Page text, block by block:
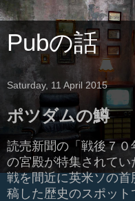
Pubの話
Saturday, 11 April 2015
ポツダムの鱒
読売新聞の「戦後７
の宮殿が特集されて
戦を間近に英米ソの
稿した歴史のスポッ